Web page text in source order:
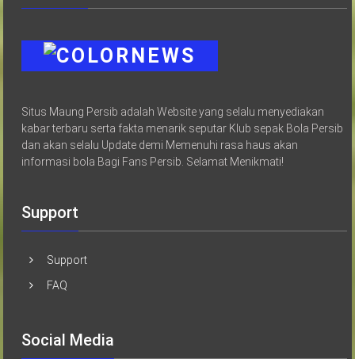
Situs Maung Persib adalah Website yang selalu menyediakan
kabar terbaru serta fakta menarik seputar Klub sepak Bola Persib
dan akan selalu Update demi Memenuhi rasa haus akan
informasi bola Bagi Fans Persib. Selamat Menikmati!
Support
Support
FAQ
Social Media